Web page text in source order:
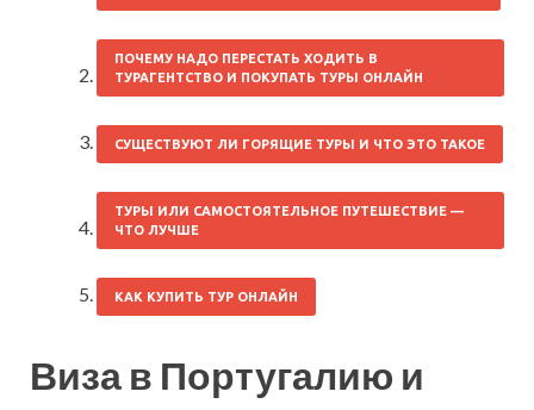
ПОЧЕМУ НАДО ПЕРЕСТАТЬ ХОДИТЬ В
ТУРАГЕНТСТВО И ПОКУПАТЬ ТУРЫ ОНЛАЙН
СУЩЕСТВУЮТ ЛИ ГОРЯЩИЕ ТУРЫ И ЧТО ЭТО ТАКОЕ
ТУРЫ ИЛИ САМОСТОЯТЕЛЬНОЕ ПУТЕШЕСТВИЕ —
ЧТО ЛУЧШЕ
КАК КУПИТЬ ТУР ОНЛАЙН
Виза в Португалию и